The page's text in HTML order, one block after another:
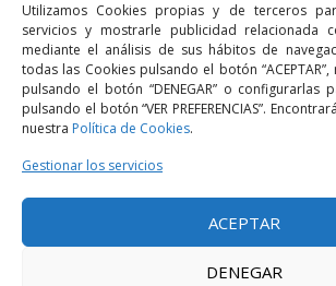
Utilizamos Cookies propias y de terceros
servicios y mostrarle publicidad relacionada
mediante el análisis de sus hábitos de
todas las Cookies pulsando el botón
pulsando el botón “DENEGAR” o configurarlas
pulsando el botón “VER PREFERENCIAS”.
nuestra Política de Cookies.
Gestionar los servicios
ACEPTAR
DENEGAR
bcn@bellavistalegal.eu
GRANOLLERS
C/ Sant Jaume, 16 1r, 08401
+34 93 860 39 60
grn@bellavistalegal.eu
MADRID
C/ Serrano 114, 2º izq. 28006
+34 91 431 98 21 | +34 91 431 98 95
mad@bellavistalegal.eu